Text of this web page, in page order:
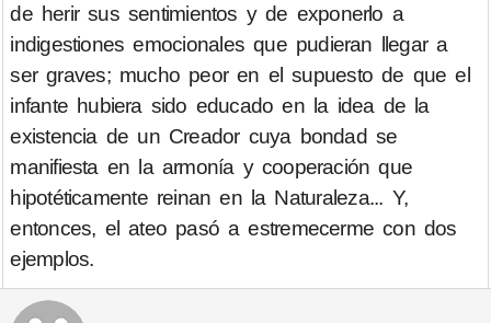
de herir sus sentimientos y de exponerlo a
indigestiones emocionales que pudieran llegar a
ser graves; mucho peor en el supuesto de que el
infante hubiera sido educado en la idea de la
existencia de un Creador cuya bondad se
manifiesta en la armonía y cooperación que
hipotéticamente reinan en la Naturaleza... Y,
entonces, el ateo pasó a estremecerme con dos
ejemplos.